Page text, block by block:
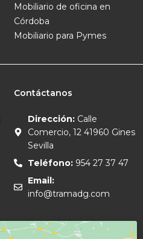
Mobiliario de oficina en
Córdoba
Mobiliario para Pymes
Contáctanos
Dirección:Calle
Comercio, 12 41960 Gines
Sevilla
Teléfono:954 27 37 47
Email:
info@tramadg.com